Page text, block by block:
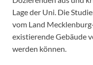
Lage der Uni. Die
vom Land
existierende Gebäude
werden können.